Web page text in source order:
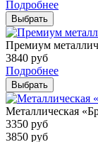
Подробнее
Выбрать
Премиум
3840 руб
Подробнее
Выбрать
Металлическая
3350 руб
3850 руб